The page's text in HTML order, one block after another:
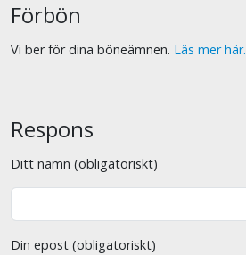
Förbön
Vi ber för dina böneämnen. Läs mer här.
Respons
Ditt namn (obligatoriskt)
Din epost (obligatoriskt)